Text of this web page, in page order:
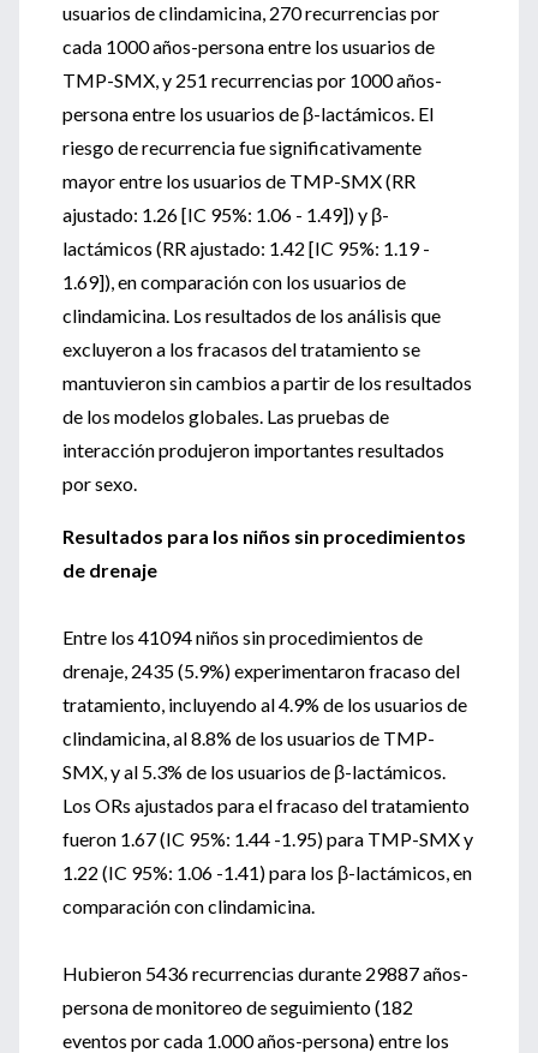
usuarios de clindamicina, 270 recurrencias por
cada 1000 años-persona entre los usuarios de
TMP-SMX, y 251 recurrencias por 1000 años-
persona entre los usuarios de β-lactámicos. El
riesgo de recurrencia fue significativamente
mayor entre los usuarios de TMP-SMX (RR
ajustado: 1.26 [IC 95%: 1.06 - 1.49]) y β-
lactámicos (RR ajustado: 1.42 [IC 95%: 1.19 -
1.69]), en comparación con los usuarios de
clindamicina. Los resultados de los análisis que
excluyeron a los fracasos del tratamiento se
mantuvieron sin cambios a partir de los resultados
de los modelos globales. Las pruebas de
interacción produjeron importantes resultados
por sexo.
Resultados para los niños sin procedimientos
de drenaje
Entre los 41094 niños sin procedimientos de
drenaje, 2435 (5.9%) experimentaron fracaso del
tratamiento, incluyendo al 4.9% de los usuarios de
clindamicina, al 8.8% de los usuarios de TMP-
SMX, y al 5.3% de los usuarios de β-lactámicos.
Los ORs ajustados para el fracaso del tratamiento
fueron 1.67 (IC 95%: 1.44 -1.95) para TMP-SMX y
1.22 (IC 95%: 1.06 -1.41) para los β-lactámicos, en
comparación con clindamicina.
Hubieron 5436 recurrencias durante 29887 años-
persona de monitoreo de seguimiento (182
eventos por cada 1.000 años-persona) entre los